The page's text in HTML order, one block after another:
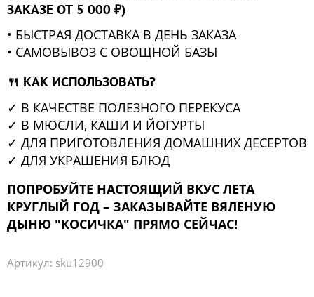
ЗАКАЗЕ ОТ 5 000 ₽)
• БЫСТРАЯ ДОСТАВКА В ДЕНЬ ЗАКАЗА
• САМОВЫВОЗ С ОВОЩНОЙ БАЗЫ
🍴 КАК ИСПОЛЬЗОВАТЬ?
✓ В КАЧЕСТВЕ ПОЛЕЗНОГО ПЕРЕКУСА
✓ В МЮСЛИ, КАШИ И ЙОГУРТЫ
✓ ДЛЯ ПРИГОТОВЛЕНИЯ ДОМАШНИХ ДЕСЕРТОВ
✓ ДЛЯ УКРАШЕНИЯ БЛЮД
ПОПРОБУЙТЕ НАСТОЯЩИЙ ВКУС ЛЕТА
КРУГЛЫЙ ГОД – ЗАКАЗЫВАЙТЕ ВЯЛЕНУЮ
ДЫНЮ "КОСИЧКА" ПРЯМО СЕЙЧАС!
Артикул: sku12900